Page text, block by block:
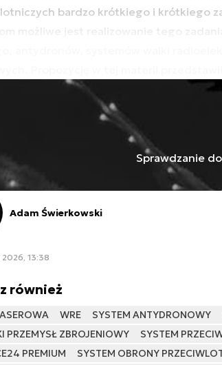
bardzo krótkiego i krótkiego
możliwe jest realizowanie tego
Sprawdzanie
Adam Świerkowski
13:38
również
WRE SYSTEM ANTYDRONOWY
PRZEMYSŁ ZBROJENIOWY
SYSTEM
PREMIUM
SYSTEM OBRONY